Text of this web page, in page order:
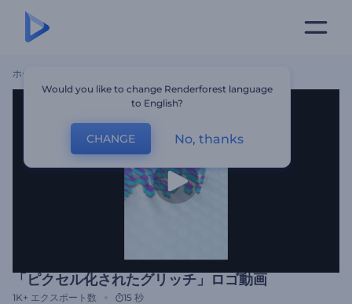
ホーム
「ピクセル化されたグリッチ」ロゴ動画
1K+ エクスポート数 15 秒
Would you like to change Renderforest language
to English?
CHANGE No, thanks